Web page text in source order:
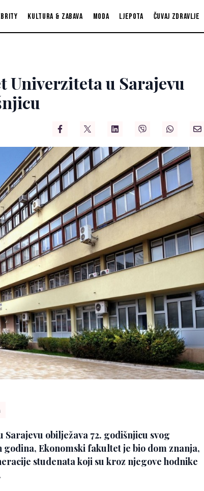
Kultura & zabava Moda Ljepota Čuvaj zdravlje
u Sarajevu
obilježava 72. godišnjicu svog
godina, Ekonomski fakultet je bio dom znanja,
studenata koji su kroz njegove hodnike